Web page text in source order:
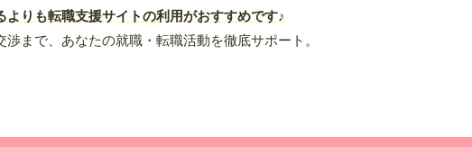
りも転職支援サイトの利用がおすすめです♪
まで、あなたの就職・転職活動を徹底サポート。